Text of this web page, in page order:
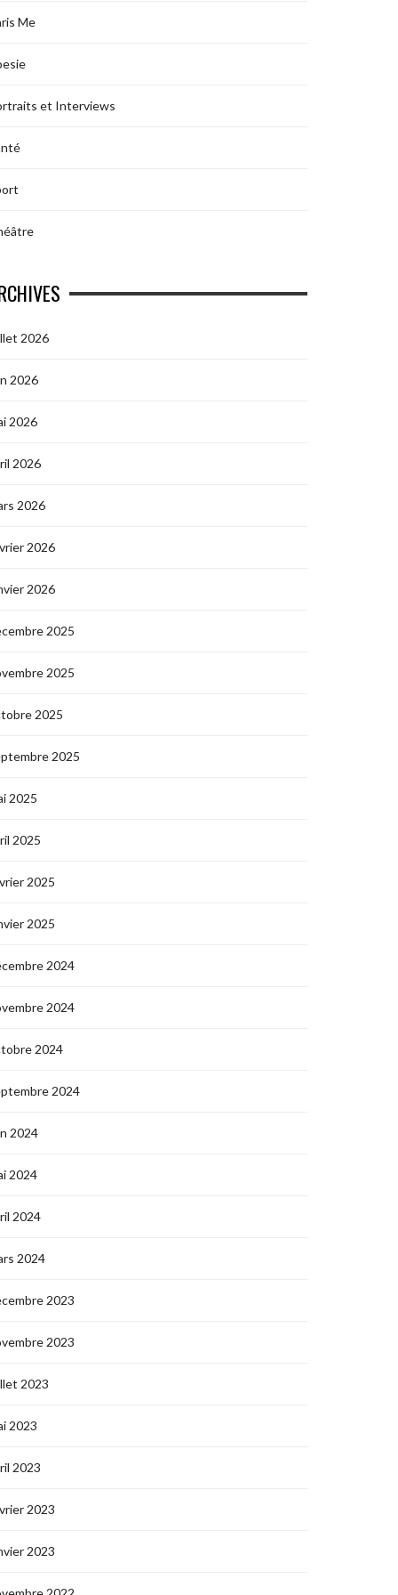
Me
et Interviews
2026
2026
2026
2026
2026
2026
2026
2025
2025
2025
2025
2025
2025
2025
2025
2024
2024
2024
2024
2024
2024
2024
2024
2023
2023
2023
2023
2023
2023
2023